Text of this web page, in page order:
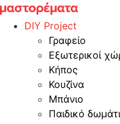
Skip
DIY Project
Γραφείο
Εξωτερικοί
Κήπος
Κουζίνα
Μπάνιο
Παιδικό